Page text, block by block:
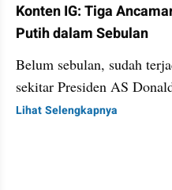
Konten IG: Tiga
Putih dalam Sebulan
Belum sebulan, sudah
sekitar Presiden AS
Lihat Selengkapnya